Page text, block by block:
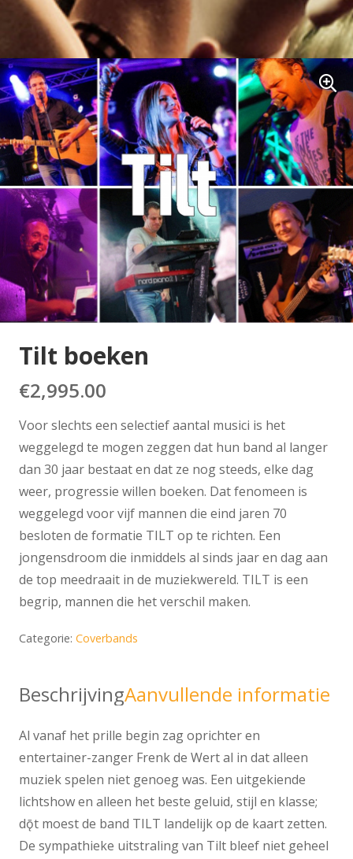
Tilt boeken
€2,995.00
Voor slechts een selectief aantal musici is het
weggelegd te mogen zeggen dat hun band al langer
dan 30 jaar bestaat en dat ze nog steeds, elke dag
weer, progressie willen boeken. Dat fenomeen is
weggelegd voor vijf mannen die eind jaren 70
besloten de formatie TILT op te richten. Een
jongensdroom die inmiddels al sinds jaar en dag aan
de top meedraait in de muziekwereld. TILT is een
begrip, mannen die het verschil maken.
Categorie: Coverbands
BeschrijvingAanvullende informatie
Al vanaf het prille begin zag oprichter en
entertainer-zanger Frenk de Wert al in dat alleen
muziek spelen niet genoeg was. Een uitgekiende
lichtshow en alleen het beste geluid, stijl en klasse;
dǭt moest de band TILT landelijk op de kaart zetten.
De sympathieke uitstraling van Tilt bleef niet geheel